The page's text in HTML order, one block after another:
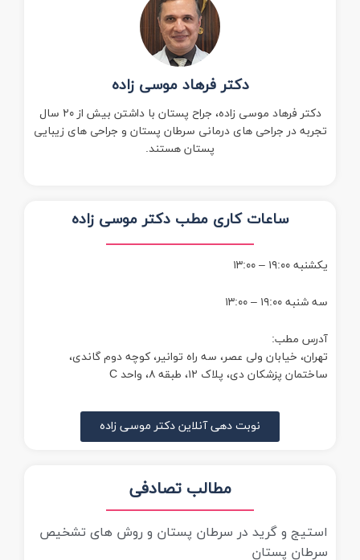
دکتر فرهاد موسی زاده
دکتر فرهاد موسی زاده، جراح پستان با داشتن بیش از ۲۰ سال
تجربه در جراحی های درمانی سرطان پستان و جراحی های زیبایی
پستان هستند.
ساعات کاری مطب دکتر موسی زاده
یکشنبه ۱۹:۰۰ – ۱۳:۰۰
سه شنبه ۱۹:۰۰ – ۱۳:۰۰
آدرس مطب:
تهران، خیابان ولی عصر، سه راه توانیر، کوچه دوم گاندی،
ساختمان پزشکان دی، پلاک ۱۲، طبقه ۸، واحد C
نوبت دهی آنلاین دکتر موسی زاده
مطالب تصادفی
استیج و گرید در سرطان پستان و روش های تشخیص
سرطان پستان